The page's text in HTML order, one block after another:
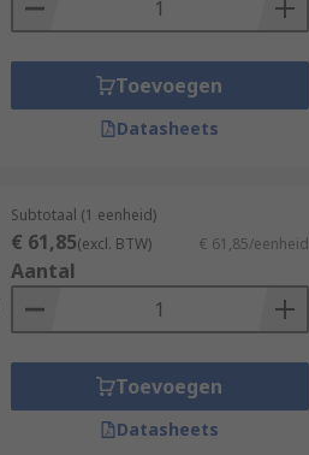
Toevoegen
Datasheets
Subtotaal (1 eenheid)
€ 61,85(excl. BTW) € 61,85/eenheid
Aantal
Toevoegen
Datasheets